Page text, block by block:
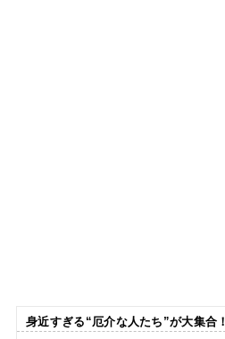
身近すぎる“厄介な人たち”が大集合！